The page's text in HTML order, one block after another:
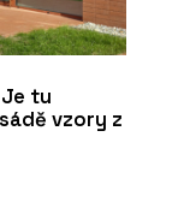
tu
vzory z